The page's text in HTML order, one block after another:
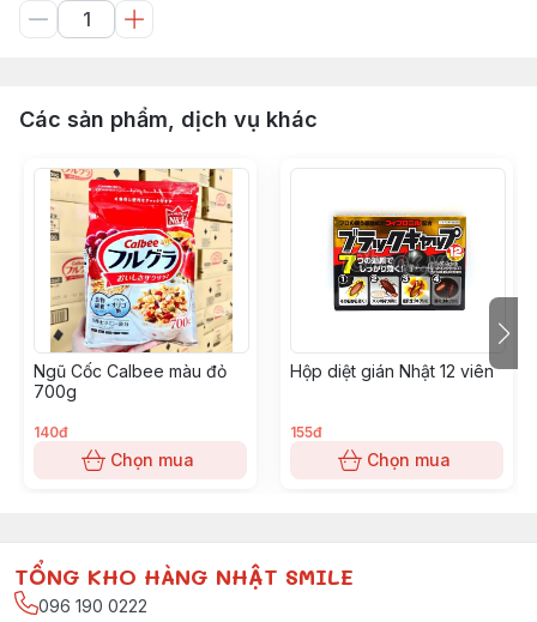
Các sản phẩm, dịch vụ khác
Ngũ Cốc Calbee màu đỏ
700g
140đ
Chọn mua
Hộp diệt gián Nhật 12 viên
155đ
Chọn mua
TỔNG KHO HÀNG NHẬT SMILE
096 190 0222